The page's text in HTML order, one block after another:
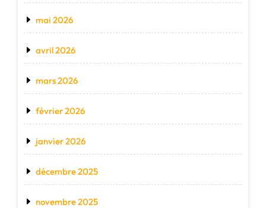
mai 2026
avril 2026
mars 2026
février 2026
janvier 2026
décembre 2025
novembre 2025